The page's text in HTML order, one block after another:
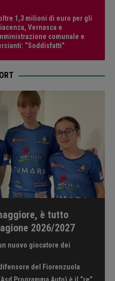
1,3 milioni di euro per gli
Vernasca e
comunale e
“Soddisfatti”
è tutto
2026/2027
nuovo giocatore dei
del Fiorenzuola
Programma Auto) è il “re”